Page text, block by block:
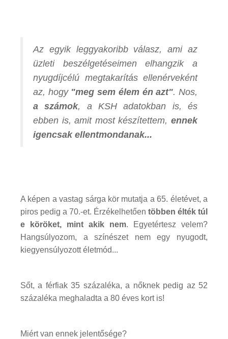
Az egyik leggyakoribb válasz, ami az
üzleti beszélgetéseimen elhangzik a
nyugdíjcélú megtakarítás ellenérveként
az, hogy "meg sem élem én azt". Nos,
a számok, a KSH adatokban is, és
ebben is, amit most készítettem, ennek
igencsak ellentmondanak...
A képen a vastag sárga kör mutatja a 65. életévet, a
piros pedig a 70.-et. Érzékelhetően többen élték túl
e köröket, mint akik nem. Egyetértesz velem?
Hangsúlyozom, a színészet nem egy nyugodt,
kiegyensúlyozott életmód...
Sőt, a férfiak 35 százaléka, a nőknek pedig az 52
százaléka meghaladta a 80 éves kort is!
Miért van ennek jelentősége?